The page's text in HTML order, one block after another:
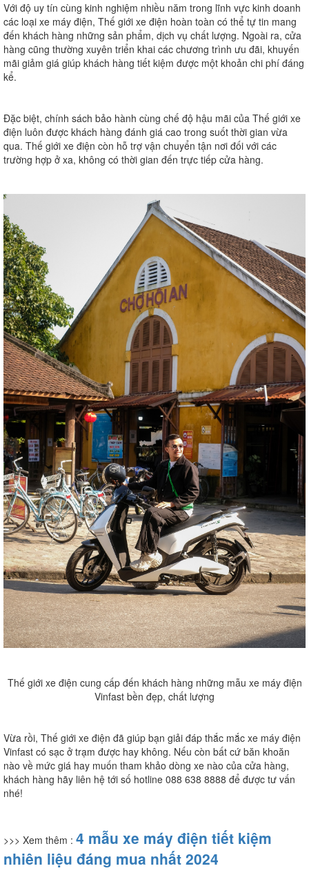
Với độ uy tín cùng kinh nghiệm nhiều năm trong lĩnh vực kinh doanh
các loại xe máy điện, Thế giới xe điện hoàn toàn có thể tự tin mang
đến khách hàng những sản phẩm, dịch vụ chất lượng. Ngoài ra, cửa
hàng cũng thường xuyên triển khai các chương trình ưu đãi, khuyến
mãi giảm giá giúp khách hàng tiết kiệm được một khoản chi phí đáng
kể.
Đặc biệt, chính sách bảo hành cùng chế độ hậu mãi của Thế giới xe
điện luôn được khách hàng đánh giá cao trong suốt thời gian vừa
qua. Thế giới xe điện còn hỗ trợ vận chuyển tận nơi đối với các
trường hợp ở xa, không có thời gian đến trực tiếp cửa hàng.
Thế giới xe điện cung cấp đến khách hàng những mẫu xe máy điện
Vinfast bền đẹp, chất lượng
Vừa rồi, Thế giới xe điện đã giúp bạn giải đáp thắc mắc xe máy điện
Vinfast có sạc ở trạm được hay không. Nếu còn bất cứ băn khoăn
nào về mức giá hay muốn tham khảo dòng xe nào của cửa hàng,
khách hàng hãy liên hệ tới số hotline 088 638 8888 để được tư vấn
nhé!
>>> Xem thêm : 4 mẫu xe máy điện tiết kiệm
nhiên liệu đáng mua nhất 2024